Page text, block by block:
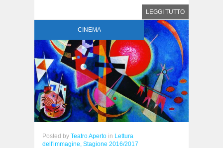
LEGGI TUTTO
CINEMA
Posted by Teatro Aperto in Lettura
dell'immagine, Stagione 2016/2017